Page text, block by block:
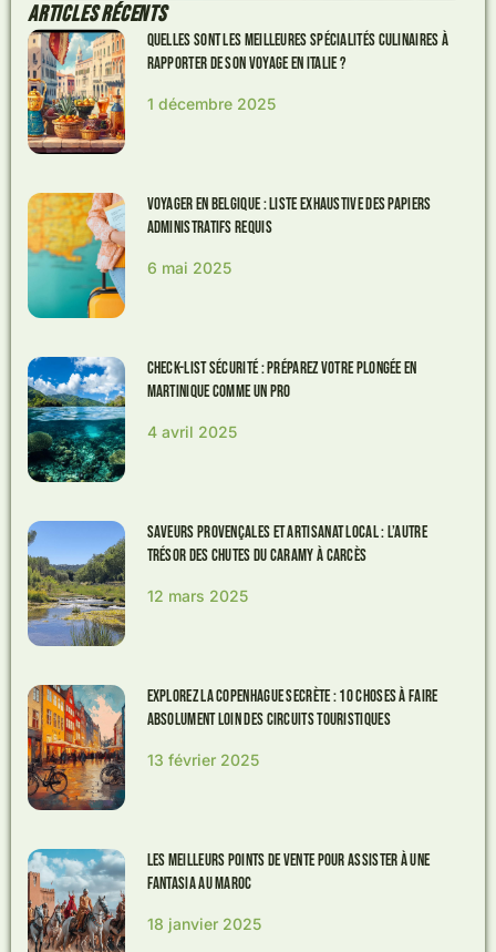
ARTICLES RÉCENTS
Quelles sont les meilleures spécialités culinaires à
rapporter de son voyage en Italie ?
1 décembre 2025
Voyager en Belgique : Liste exhaustive des papiers
administratifs requis
6 mai 2025
Check-list Sécurité : Préparez Votre Plongée en
Martinique comme un Pro
4 avril 2025
Saveurs provençales et artisanat local : l’autre
trésor des chutes du Caramy à Carcès
12 mars 2025
Explorez la Copenhague secrète : 10 choses à faire
absolument loin des circuits touristiques
13 février 2025
Les meilleurs points de vente pour assister à une
Fantasia au Maroc
18 janvier 2025